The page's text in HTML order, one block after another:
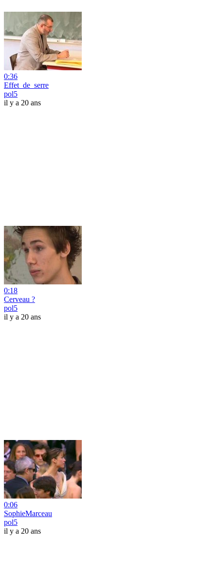
0:36
Effet_de_serre
pol5
il y a 20 ans
0:18
Cerveau ?
pol5
il y a 20 ans
0:06
SophieMarceau
pol5
il y a 20 ans